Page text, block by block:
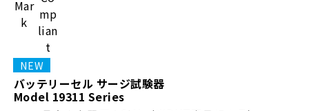
バッテリーセル サージ試験器
Model 19311 Series